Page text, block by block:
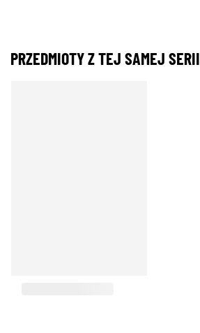
PRZEDMIOTY Z TEJ SAMEJ SERII